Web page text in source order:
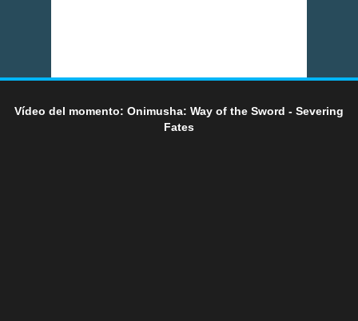
Vídeo del momento: Onimusha: Way of the Sword - Severing
Fates